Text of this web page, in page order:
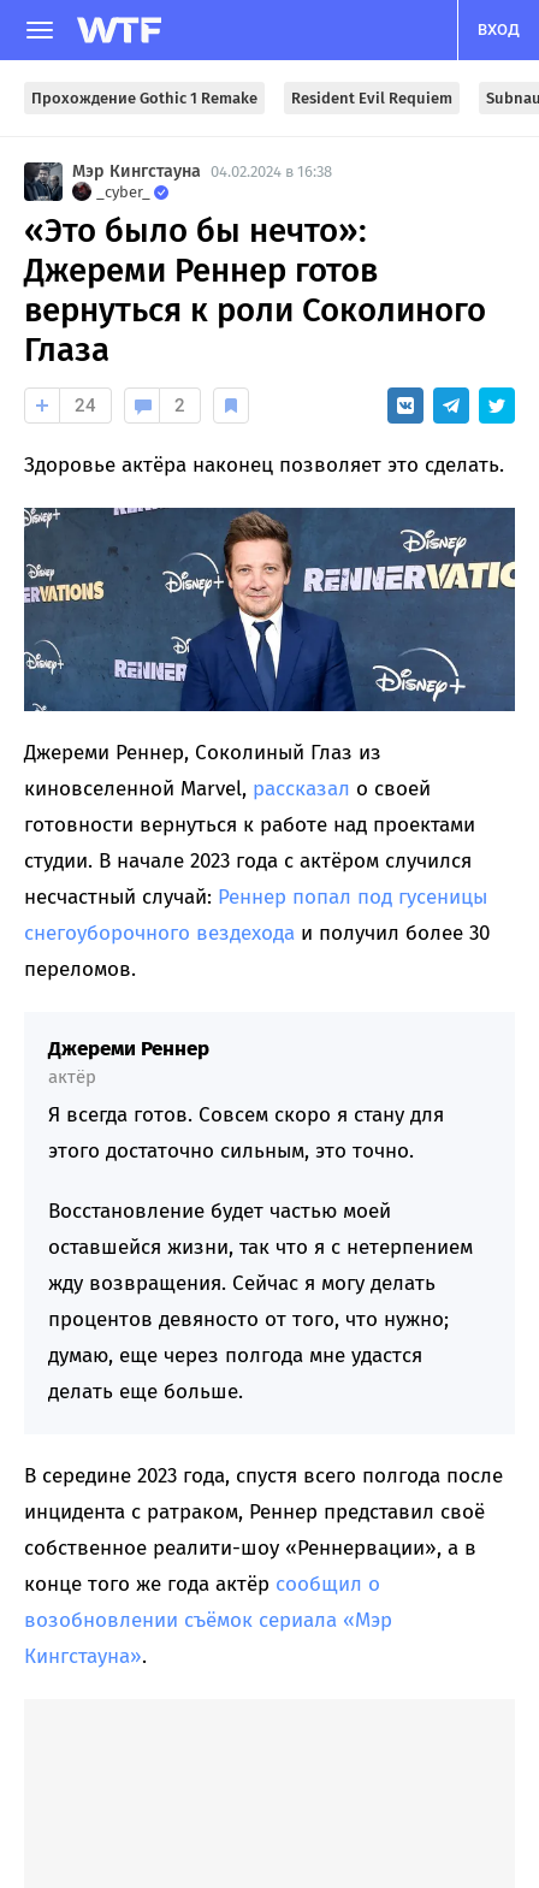
ВХОД
Прохождение Gothic 1 Remake Resident Evil Requiem
Мэр Кингстауна 04.02.2024 в 16:38
_cyber_
«Это было бы нечто»:
Джереми Реннер готов
вернуться к роли Соколиного
Глаза
24 2
Здоровье актёра наконец позволяет это сделать.
Джереми Реннер, Соколиный Глаз из
киновселенной Marvel, рассказал о своей
готовности вернуться к работе над проектами
студии. В начале 2023 года с актёром случился
несчастный случай: Реннер попал под гусеницы
снегоуборочного вездехода и получил более 30
переломов.
Джереми Реннер
актёр
Я всегда готов. Совсем скоро я стану для
этого достаточно сильным, это точно.
Восстановление будет частью моей
оставшейся жизни, так что я с нетерпением
жду возвращения. Сейчас я могу делать
процентов девяносто от того, что нужно;
думаю, еще через полгода мне удастся
делать еще больше.
В середине 2023 года, спустя всего полгода после
инцидента с ратраком, Реннер представил своё
собственное реалити-шоу «Реннервации», а в
конце того же года актёр сообщил о
возобновлении съёмок сериала «Мэр
Кингстауна».